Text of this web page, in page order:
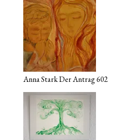
Anna Stark Der Antrag 602